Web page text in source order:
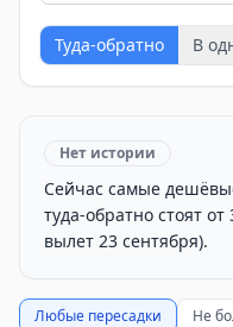
Туда-обратно В
Нет истории
Сейчас самые
туда-обратно стоят
вылет 23 сентября).
Любые пересадки Не